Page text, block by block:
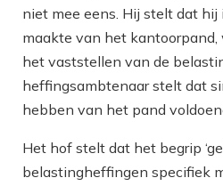
niet mee eens. Hij stelt dat
maakte van het
het vaststellen van de
heffingsambtenaar stelt dat
hebben van het pand
Het hof stelt dat het begrip
belastingheffingen specifiek